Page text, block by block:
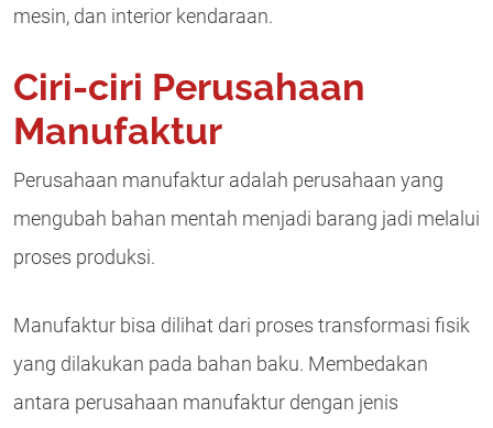
mesin, dan interior kendaraan.
Ciri-ciri Perusahaan
Manufaktur
Perusahaan manufaktur adalah perusahaan yang
mengubah bahan mentah menjadi barang jadi melalui
proses produksi.
Manufaktur bisa dilihat dari proses transformasi fisik
yang dilakukan pada bahan baku. Membedakan
antara perusahaan manufaktur dengan jenis